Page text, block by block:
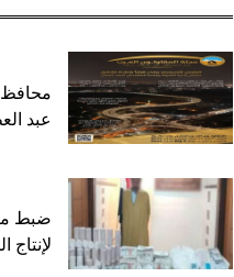
عبد
ضبط
لإنتاج